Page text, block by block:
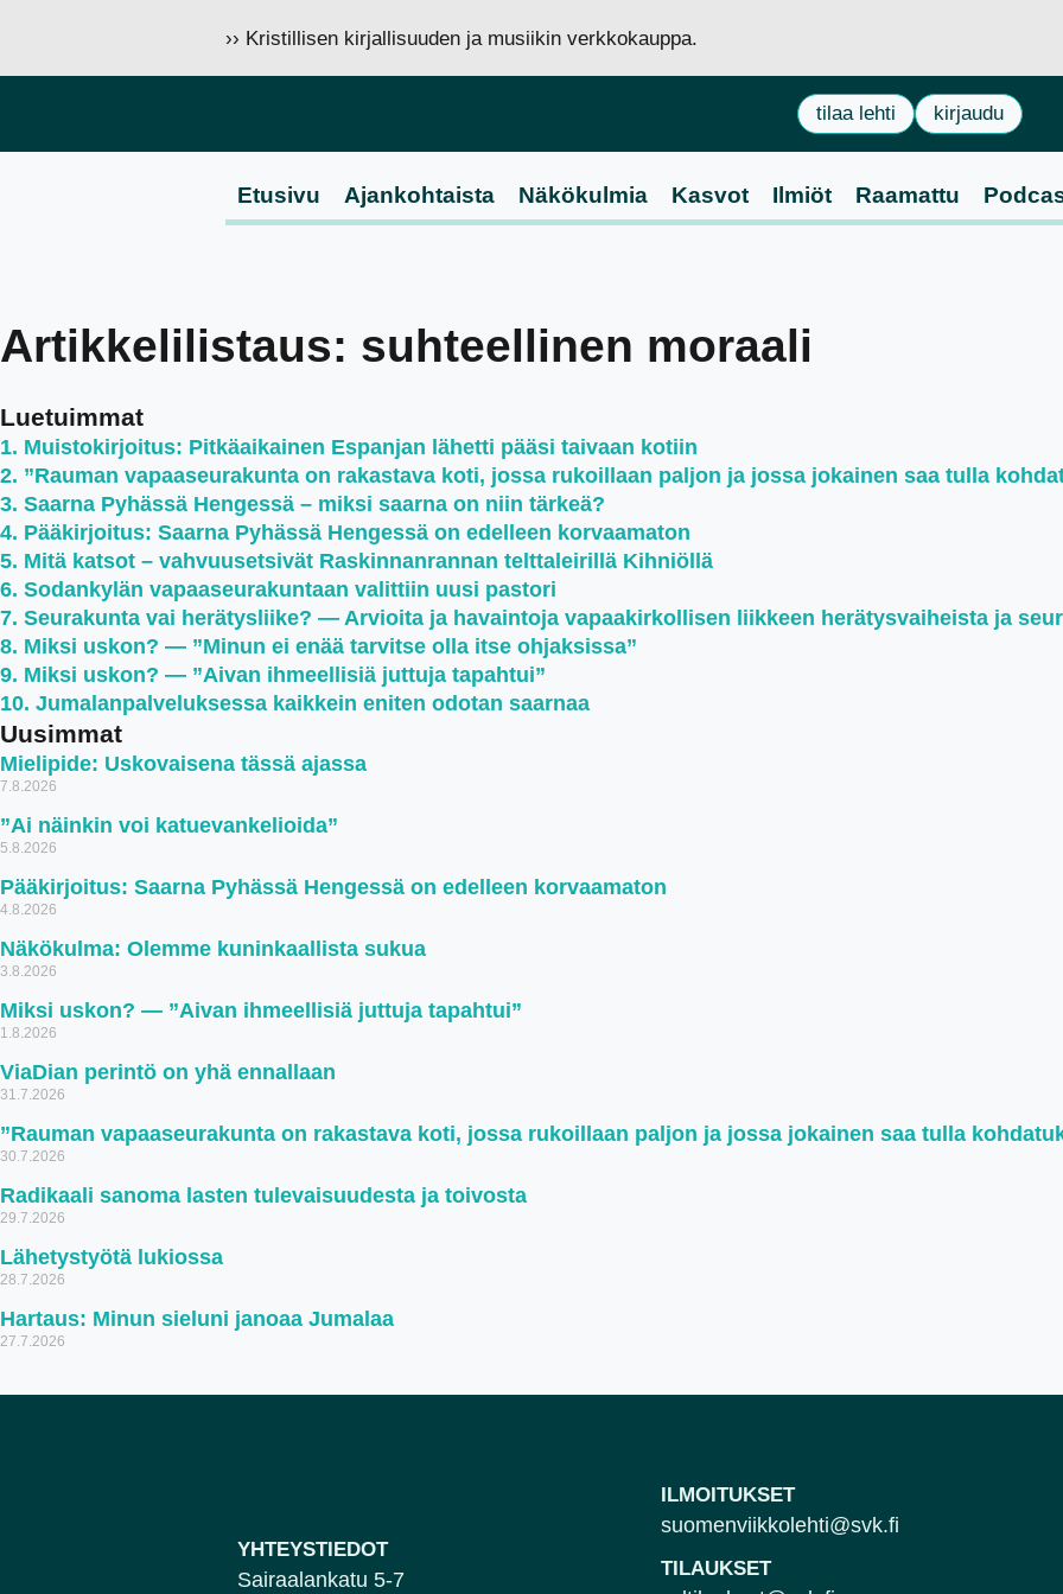
›› Kristillisen kirjallisuuden ja musiikin verkkokauppa.
tilaa lehti kirjaudu
Etusivu Ajankohtaista Näkökulmia Kasvot Ilmiöt Raamattu
Artikkelilistaus: suhteellinen moraali
Luetuimmat
Muistokirjoitus: Pitkäaikainen Espanjan lähetti pääsi taivaan kotiin
”Rauman vapaaseurakunta on rakastava koti, jossa rukoillaan paljon ja jossa jokainen saa tulla
Saarna Pyhässä Hengessä – miksi saarna on niin tärkeä?
Pääkirjoitus: Saarna Pyhässä Hengessä on edelleen korvaamaton
Mitä katsot – vahvuusetsivät Raskinnanrannan telttaleirillä Kihniöllä
Sodankylän vapaaseurakuntaan valittiin uusi pastori
Seurakunta vai herätysliike? — Arvioita ja havaintoja vapaakirkollisen liikkeen herätysvaiheista ja
Miksi uskon? — ”Minun ei enää tarvitse olla itse ohjaksissa”
Miksi uskon? — ”Aivan ihmeellisiä juttuja tapahtui”
Jumalanpalveluksessa kaikkein eniten odotan saarnaa
Uusimmat
Mielipide: Uskovaisena tässä ajassa
7.8.2026
”Ai näinkin voi katuevankelioida”
5.8.2026
Pääkirjoitus: Saarna Pyhässä Hengessä on edelleen korvaamaton
4.8.2026
Näkökulma: Olemme kuninkaallista sukua
3.8.2026
Miksi uskon? — ”Aivan ihmeellisiä juttuja tapahtui”
1.8.2026
ViaDian perintö on yhä ennallaan
31.7.2026
”Rauman vapaaseurakunta on rakastava koti, jossa rukoillaan paljon ja jossa jokainen saa tulla
30.7.2026
Radikaali sanoma lasten tulevaisuudesta ja toivosta
29.7.2026
Lähetystyötä lukiossa
28.7.2026
Hartaus: Minun sieluni janoaa Jumalaa
27.7.2026
YHTEYSTIEDOT
Sairaalankatu 5-7
ILMOITUKSET
suomenviikkolehti@svk.fi
TILAUKSET